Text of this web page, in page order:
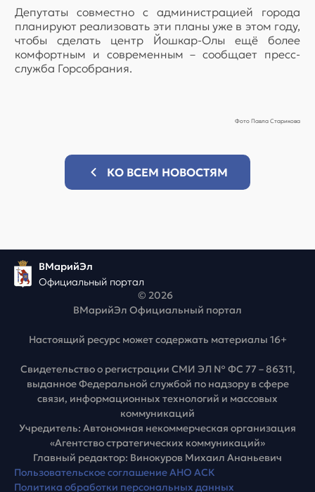
Депутаты совместно с администрацией города
планируют реализовать эти планы уже в этом году,
чтобы сделать центр Йошкар-Олы ещё более
комфортным и современным – сообщает пресс-
служба Горсобрания.
Фото Павла Старикова
КО ВСЕМ НОВОСТЯМ
ВМарийЭл
Официальный портал
© 2026
ВМарийЭл Официальный портал
Настоящий ресурс может содержать материалы 16+
Свидетельство о регистрации СМИ ЭЛ № ФС 77 – 86311,
выданное Федеральной службой по надзору в сфере
связи, информационных технологий и массовых
коммуникаций
Учредитель: Автономная некоммерческая организация
«Агентство стратегических коммуникаций»
Главный редактор: Винокуров Михаил Ананьевич
Пользовательское соглашение АНО АСК
Политика обработки персональных данных